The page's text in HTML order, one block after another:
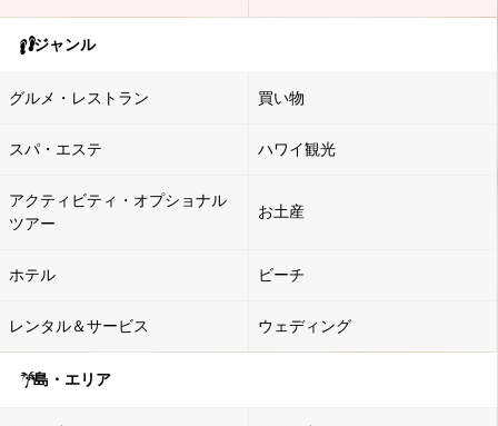
ジャンル
グルメ・レストラン 買い物
スパ・エステ ハワイ観光
アクティビティ・オプショナル
ツアー
お土産
ホテル ビーチ
レンタル＆サービス ウェディング
島・エリア